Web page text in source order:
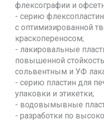
флексографии и
- серию
с оптимизированной
краскопереносом;
- лакировальные
повышенной
сольвентным и УФ
- серию пластин для
упаковки и этикетки;
- водовымывные
- разработки по